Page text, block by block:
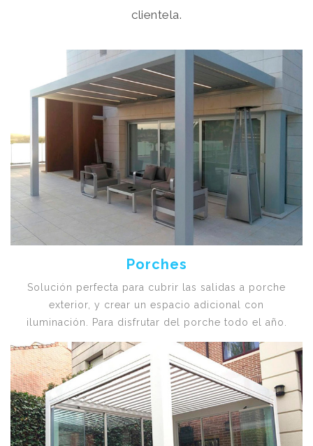
clientela.
Porches
Solución perfecta para cubrir las salidas a porche
exterior, y crear un espacio adicional con
iluminación. Para disfrutar del porche todo el año.